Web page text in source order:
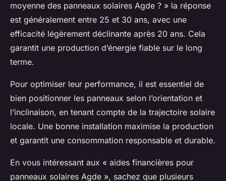
moyenne des panneaux solaires Agde ? » la réponse
est généralement entre 25 et 30 ans, avec une
efficacité légèrement déclinante après 20 ans. Cela
garantit une production d’énergie fiable sur le long
terme.
Pour optimiser leur performance, il est essentiel de
bien positionner les panneaux selon l’orientation et
l’inclinaison, en tenant compte de la trajectoire solaire
locale. Une bonne installation maximise la production
et garantit une consommation responsable et durable.
En vous intéressant aux « aides financières pour
panneaux solaires Agde », sachez que plusieurs